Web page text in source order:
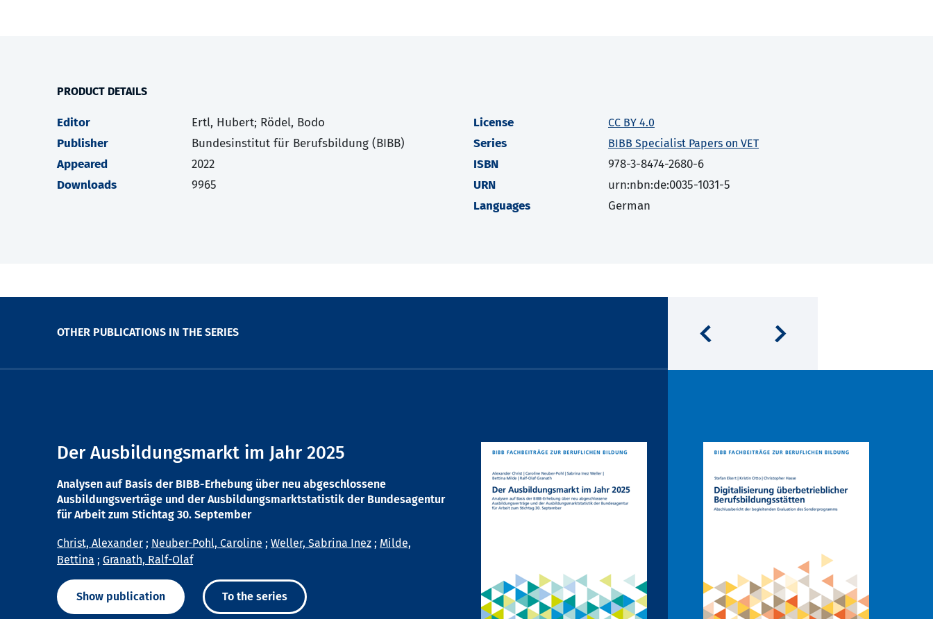
PRODUCT DETAILS
Editor
Ertl, Hubert; Rödel, Bodo
Publisher
Bundesinstitut für Berufsbildung (BIBB)
Appeared
2022
Downloads
9965
License CC BY 4.0
Series BIBB Specialist Papers on VET
ISBN
978-3-8474-2680-6
URN
urn:nbn:de:0035-1031-5
Languages
German
OTHER PUBLICATIONS IN THE SERIES
Der Ausbildungsmarkt im Jahr 2025
Analysen auf Basis der BIBB-Erhebung über neu abgeschlossene
Ausbildungsverträge und der Ausbildungsmarktstatistik der Bundesagentur
für Arbeit zum Stichtag 30. September
Christ, Alexander ; Neuber-Pohl, Caroline ; Weller, Sabrina Inez ; Milde,
Bettina ; Granath, Ralf-Olaf
Show publication To the series